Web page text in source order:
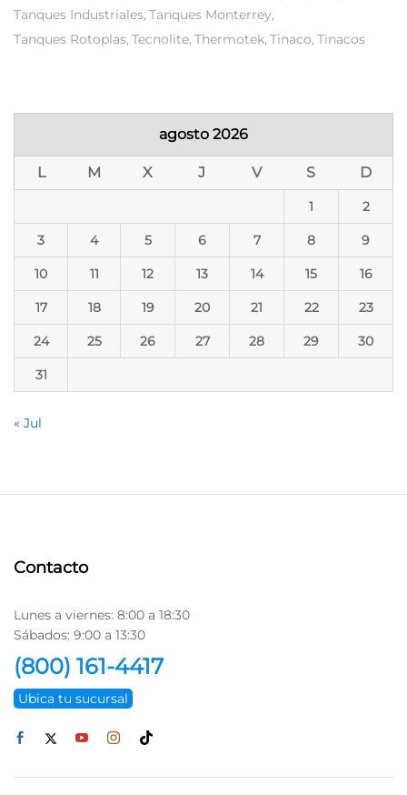
Tanques Industriales Tanques Monterrey
Tanques Rotoplas Tecnolite Thermotek Tinaco Tinacos
agosto 2026
L M X J V S D
1 2
3 4 5 6 7 8 9
10 11 12 13 14 15 16
17 18 19 20 21 22 23
24 25 26 27 28 29 30
31
« Jul
Contacto
Lunes a viernes: 8:00 a 18:30
Sábados: 9:00 a 13:30
(800) 161-4417
Ubica tu sucursal